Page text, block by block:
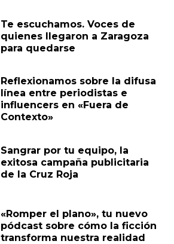
Te escuchamos. Voces de
quienes llegaron a Zaragoza
para quedarse
Reflexionamos sobre la difusa
línea entre periodistas e
influencers en «Fuera de
Contexto»
Sangrar por tu equipo, la
exitosa campaña publicitaria
de la Cruz Roja
«Romper el plano», tu nuevo
pódcast sobre cómo la ficción
transforma nuestra realidad